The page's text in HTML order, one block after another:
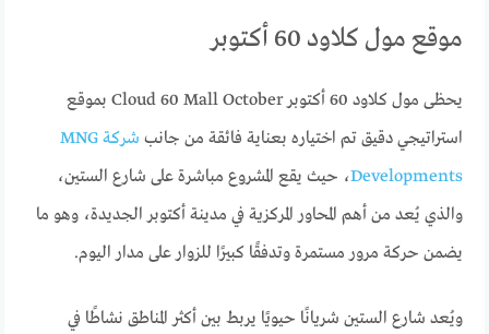
موقع مول كلاود 60 أكتوبر
يحظى مول كلاود 60 أكتوبر Cloud 60 Mall October بموقع
استراتيجي دقيق تم اختياره بعناية فائقة من جانب
شركة MNG
Developments، حيث يقع المشروع مباشرة على شارع الستين،
والذي يُعد من أهم المحاور المركزية في مدينة أكتوبر الجديدة، وهو ما
يضمن حركة مرور مستمرة وتدفقًا كبيرًا للزوار على مدار اليوم.
ويُعد شارع الستين شريانًا حيويًا يربط بين أكثر المناطق نشاطًا في